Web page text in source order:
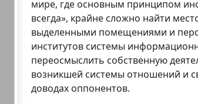
мире, где основным принципом
всегда», крайне сложно найти
выделенными помещениями и
институтов системы
переосмыслить собственную
возникшей системы отношений и
доводах оппонентов.